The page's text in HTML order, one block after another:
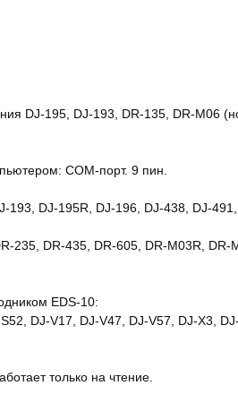
DJ-195, DJ-193, DR-135, DR-M06
COM-порт. 9 пин.
193, DJ-195R, DJ-196, DJ-438, DJ-
235, DR-435, DR-605, DR-M03R, DR-
EDS-10:
DJ-V17, DJ-V47, DJ-V57, DJ-X3,
только на чтение.